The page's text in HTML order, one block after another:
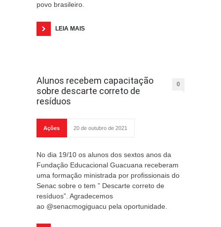
povo brasileiro.
LEIA MAIS
Alunos recebem capacitação
sobre descarte correto de
resíduos
0
Ações 20 de outubro de 2021
No dia 19/10 os alunos dos sextos anos da
Fundação Educacional Guacuana receberam
uma formação ministrada por profissionais do
Senac sobre o tem ” Descarte correto de
resíduos”. Agradecemos
ao @senacmogiguacu pela oportunidade.